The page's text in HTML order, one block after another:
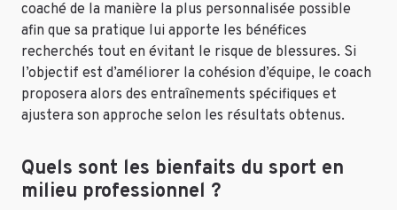
coaché de la manière la plus personnalisée possible
afin que sa pratique lui apporte les bénéfices
recherchés tout en évitant le risque de blessures. Si
l’objectif est d’améliorer la cohésion d’équipe, le coach
proposera alors des entraînements spécifiques et
ajustera son approche selon les résultats obtenus.
Quels sont les bienfaits du sport en
milieu professionnel ?